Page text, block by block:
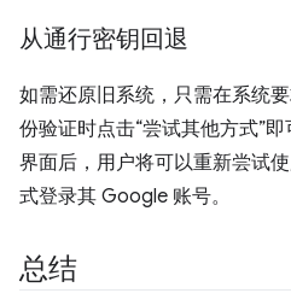
从通行密钥回退
如需还原旧系统，只需在系统
份验证时点击“尝试其他方式”
界面后，用户将可以重新尝试
式登录其 Google 账号。
总结